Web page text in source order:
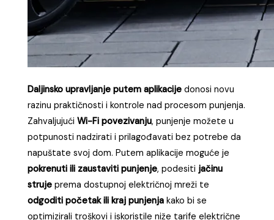
automatizacije te povezivanje s
Google
AsistentomiAmazon Alexom.